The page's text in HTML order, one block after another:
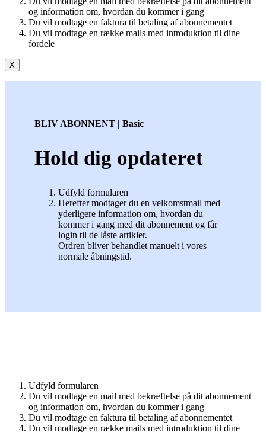
og information om, hvordan du kommer i gang
Du vil modtage en faktura til betaling af abonnementet
Du vil modtage en række mails med introduktion til dine
fordele
X
BLIV ABONNENT | Basic
Hold dig opdateret
Udfyld formularen
Herefter modtager du en velkomstmail med
yderligere information om, hvordan du
kommer i gang med dit abonnement og får
login til de låste artikler.
Ordren bliver behandlet manuelt i vores
normale åbningstid.
Udfyld formularen
Du vil modtage en mail med bekræftelse på dit abonnement
og information om, hvordan du kommer i gang
Du vil modtage en faktura til betaling af abonnementet
Du vil modtage en række mails med introduktion til dine